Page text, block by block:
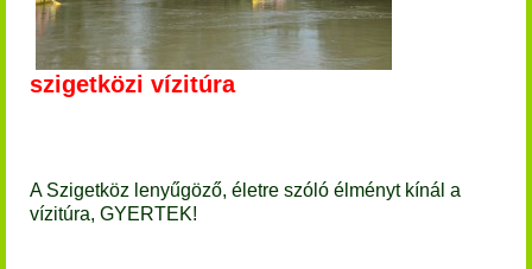
szigetközi vízitúra
A Szigetköz lenyűgöző, életre szóló élményt kínál a
vízitúra, GYERTEK!